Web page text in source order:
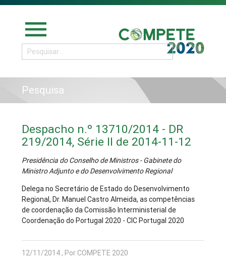
menu
Pesquisa
Despacho n.º 13710/2014 - DR
219/2014, Série II de 2014-11-12
Presidência do Conselho de Ministros - Gabinete do
Ministro Adjunto e do Desenvolvimento Regional
Delega no Secretário de Estado do Desenvolvimento
Regional, Dr. Manuel Castro Almeida, as competências
de coordenação da Comissão Interministerial de
Coordenação do Portugal 2020 - CIC Portugal 2020
12/11/2014 , Por COMPETE 2020